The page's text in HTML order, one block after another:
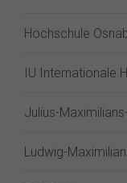
Hochschule
IU Internationale
Julius-
Ludwig-